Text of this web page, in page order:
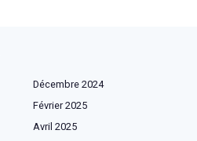
Décembre 2024
Février 2025
Avril 2025